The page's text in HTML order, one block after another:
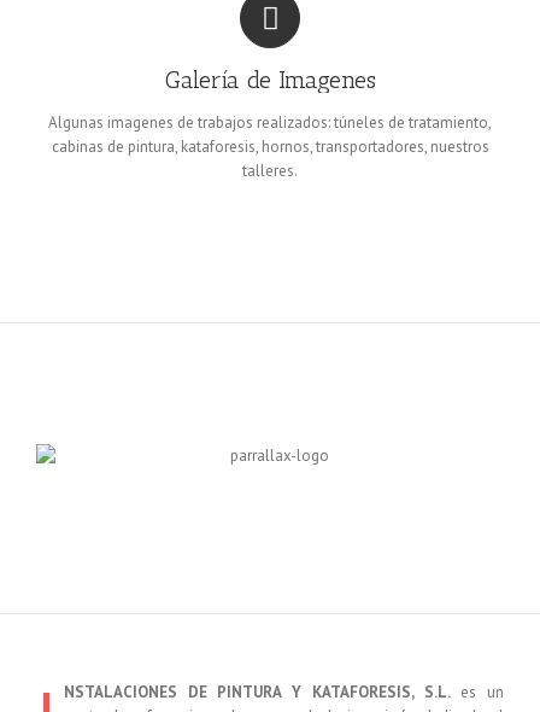
Galería de Imagenes
Algunas imagenes de trabajos realizados: túneles de tratamiento,
cabinas de pintura, kataforesis, hornos, transportadores, nuestros
talleres.
NSTALACIONES DE PINTURA Y KATAFORESIS, S.L.es un